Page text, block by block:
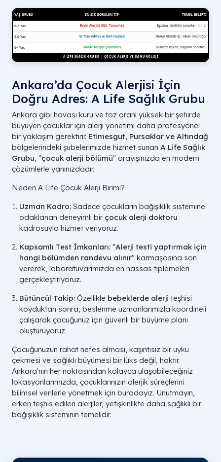
Ankara’da Çocuk Alerjisi İçin
Doğru Adres: A Life Sağlık Grubu
Ankara gibi havası kuru ve toz oranı yüksek bir şehirde
büyüyen çocuklar için alerji yönetimi daha profesyonel
bir yaklaşım gerektirir. Etimesgut, Pursaklar ve Altındağ
bölgelerindeki şubelerimizde hizmet sunan A Life Sağlık
Grubu , "çocuk alerji bölümü" arayışınızda en modern
çözümlerle yanınızdadır.
Neden A Life Çocuk Alerji Birimi?
Uzman Kadro: Sadece çocukların bağışıklık sistemine
odaklanan deneyimli bir çocuk alerji doktoru
kadrosuyla hizmet veriyoruz.
Kapsamlı Test İmkanları: "Alerji testi yaptırmak için
hangi bölümden randevu alınır" karmaşasına son
vererek, laboratuvarımızda en hassas tiplemeleri
gerçekleştiriyoruz.
Bütüncül Takip: Özellikle bebeklerde alerji teşhisi
koyduktan sonra, beslenme uzmanlarımızla koordineli
çalışarak çocuğunuz için güvenli bir büyüme planı
oluşturuyoruz.
Çocuğunuzun rahat nefes alması, kaşıntısız bir uyku
çekmesi ve sağlıklı büyümesi bir lüks değil, haktır.
Ankara'nın her noktasından kolayca ulaşabileceğiniz
lokasyonlarımızda, çocuklarınızın alerjik süreçlerini
bilimsel verilerle yönetmek için buradayız. Unutmayın,
erken teşhis edilen alerjiler, yetişkinlikte daha sağlıklı bir
bağışıklık sisteminin temelidir.